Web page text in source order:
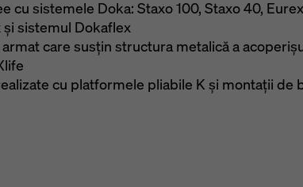
cu sistemele Doka: Staxo 100, Staxo 40,
sistemul Dokaflex
care susțin structura metalică a
cu platformele pliabile K și montații de